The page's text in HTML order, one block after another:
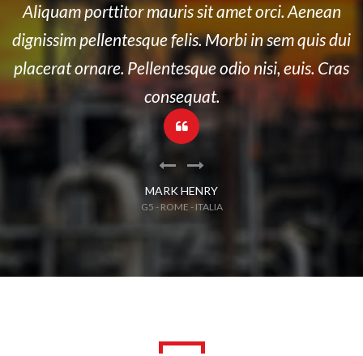
Aliquam porttitor mauris sit amet orci. Aenean
dignissim pellentesque felis. Morbi in sem quis dui
placerat ornare. Pellentesque odio nisi, euis. Cras
consequat.
MARK HENRY
G5 - ROME - ITALIA